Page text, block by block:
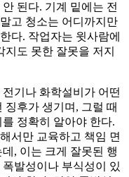
된다. 기계 밑에는 전
고 청소는 어디까지만
다. 작업자는 윗사람에
도 못한 잘못을 저지
기나 화학설비가 어떤
징후가 생기며, 그럴 때
정확히 알아야 한다.
서만 교육하고 책임 면
, 이는 크게 잘못된 행
발성이나 부식성이 있